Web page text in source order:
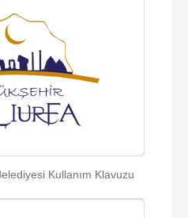
Kullanım Klavuzu